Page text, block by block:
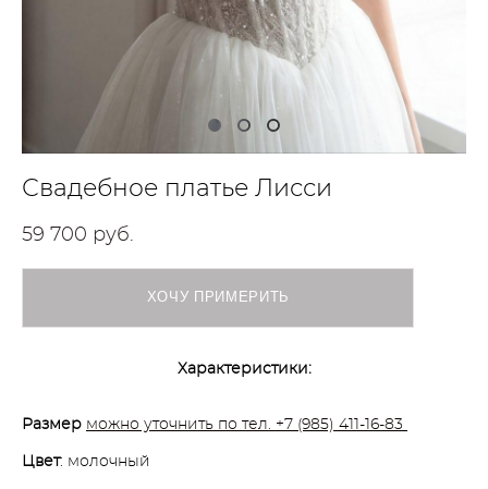
Свадебное платье Лисси
59 700 pуб.
ХОЧУ ПРИМЕРИТЬ
Характеристики:
Размер можно уточнить по тел. +7 (985) 411-16-83
Цвет: молочный